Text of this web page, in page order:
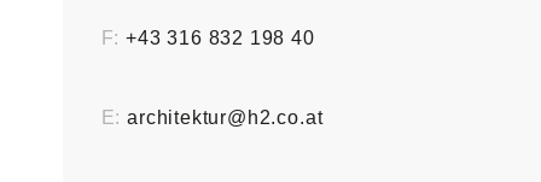
F:+43 316 832 198 40
E:architektur@h2.co.at